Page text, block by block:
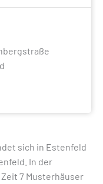
sich in Estenfeld
In der
7 Musterhäuser